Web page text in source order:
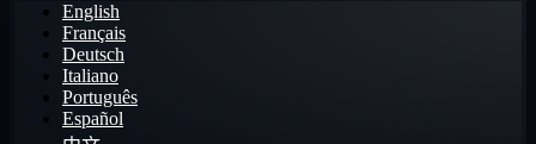
English
Français
Deutsch
Italiano
Português
Español